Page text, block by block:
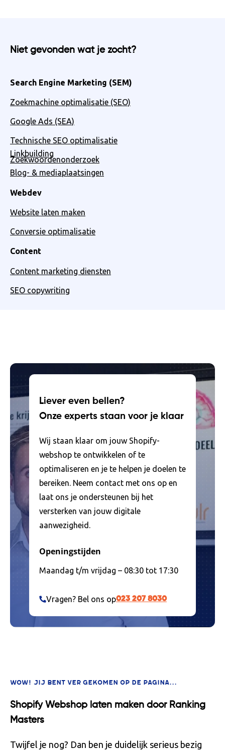
Niet gevonden wat je zocht?
Search Engine Marketing (SEM)
Zoekmachine optimalisatie (SEO)
Google Ads (SEA)
Technische SEO optimalisatie
Zoekwoordenonderzoek
Linkbuilding
Blog- & mediaplaatsingen
Webdev
Website laten maken
Conversie optimalisatie
Content
Content marketing diensten
SEO copywriting
Liever even bellen?
Onze experts staan voor je klaar
Wij staan klaar om jouw Shopify-
webshop te ontwikkelen of te
optimaliseren en je te helpen je doelen te
bereiken. Neem contact met ons op en
laat ons je ondersteunen bij het
versterken van jouw digitale
aanwezigheid.
Openingstijden
Maandag t/m vrijdag – 08:30 tot 17:30
Vragen? Bel ons op023 207 8030
WOW! JIJ BENT VER GEKOMEN OP DE PAGINA...
Shopify Webshop laten maken door Ranking
Masters
Twijfel je nog? Dan ben je duidelijk serieus bezig